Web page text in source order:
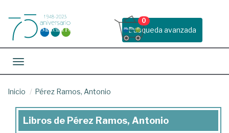
Busqueda avanzada
0
Toggle navigation
Inicio Pérez Ramos, Antonio
Libros
Libros de Pérez Ramos, Antonio